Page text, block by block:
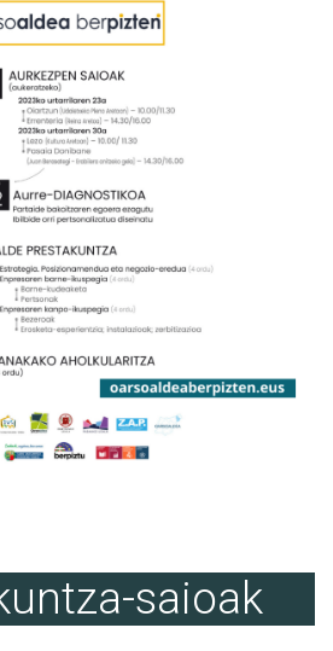
saioak